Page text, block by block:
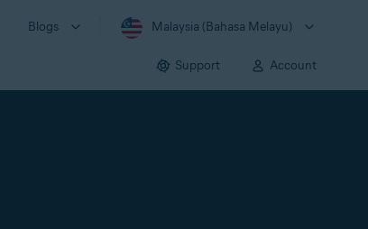
Blogs Malaysia (Bahasa Melayu)
Support Account